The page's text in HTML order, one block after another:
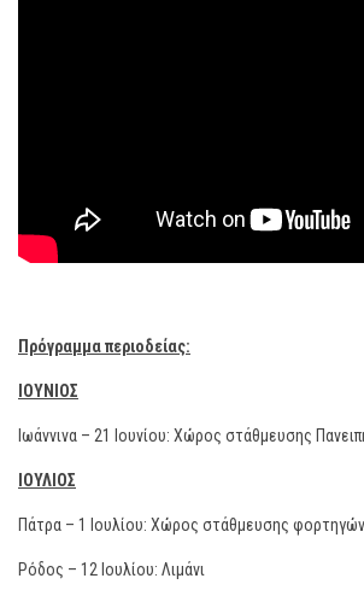
Πρόγραμμα περιοδείας:
ΙΟΥΝΙΟΣ
Ιωάννινα – 21 Ιουνίου: Χώρος στάθμευσης
ΙΟΥΛΙΟΣ
Πάτρα – 1 Ιουλίου: Χώρος στάθμευσης
Ρόδος – 12 Ιουλίου: Λιμάνι